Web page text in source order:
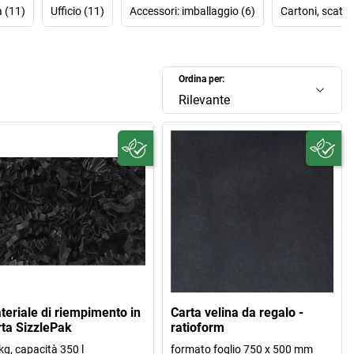
(11) Ufficio (11) Accessori: imballaggio (6) Cartoni,
Ordina per:
Rilevante
di riempimento in
SizzlePak
capacità 350 l
Carta velina da regalo -
ratioform
formato foglio 750 x 500 mm